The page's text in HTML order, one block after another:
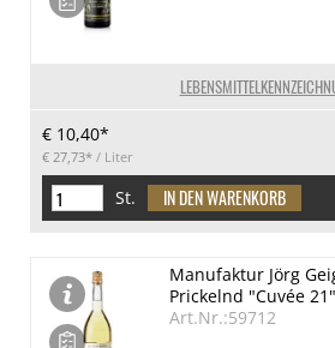
€ 10,40*
€ 27,73* / Liter
St.
Manufaktur Jörg
Prickelnd "Cuvée
Art.Nr.:59712